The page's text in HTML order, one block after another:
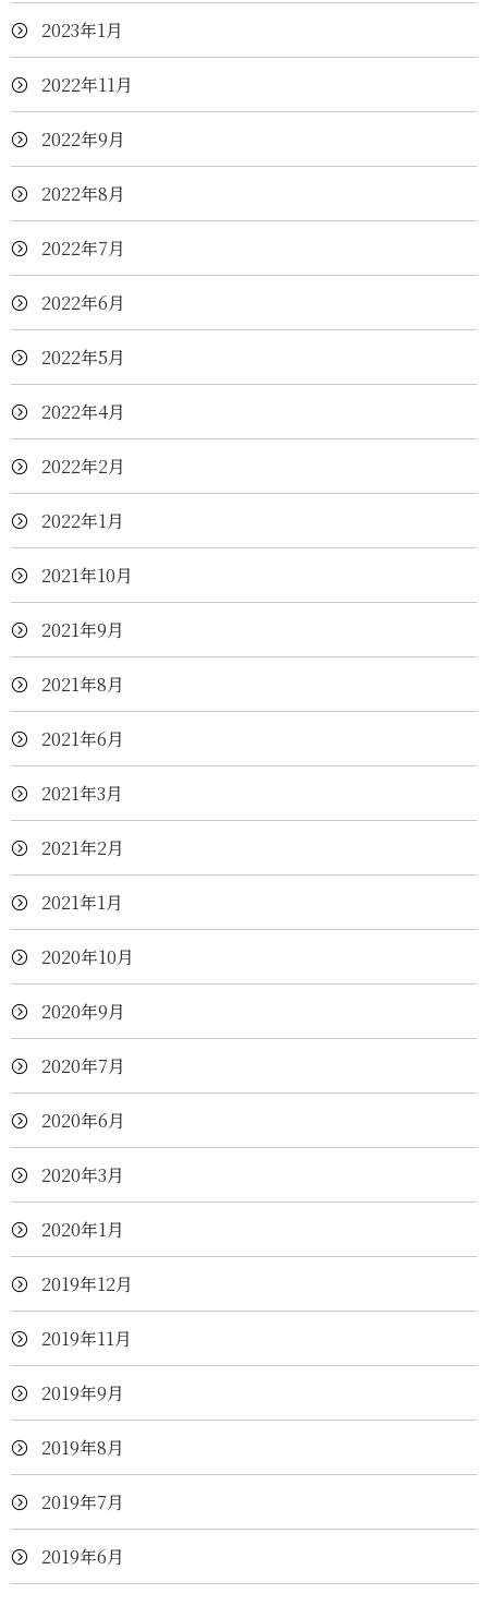
2023年1月
2022年11月
2022年9月
2022年8月
2022年7月
2022年6月
2022年5月
2022年4月
2022年2月
2022年1月
2021年10月
2021年9月
2021年8月
2021年6月
2021年3月
2021年2月
2021年1月
2020年10月
2020年9月
2020年7月
2020年6月
2020年3月
2020年1月
2019年12月
2019年11月
2019年9月
2019年8月
2019年7月
2019年6月